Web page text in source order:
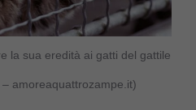
la sua eredità ai gatti del gattile
amoreaquattrozampe.it)